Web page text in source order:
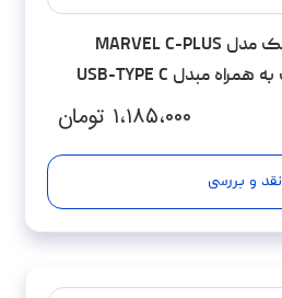
فلش مموری کوئین تک مدل MARVEL C-PLUS
۱،۱۸۵،۰۰۰ تومان
نقد و بررسی